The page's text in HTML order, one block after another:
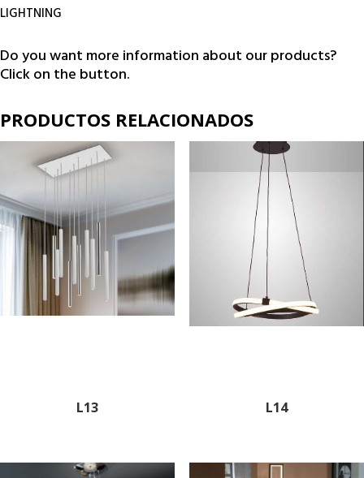
LIGHTNING
Do you want more information about our products?
Click on the button.
PRODUCTOS RELACIONADOS
L13 L14